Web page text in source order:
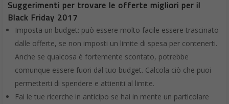
Suggerimenti per trovare le offerte migliori per il
Black Friday 2017
Imposta un budget: può essere molto facile essere trascinato
dalle offerte, se non imposti un limite di spesa per contenerti.
Anche se qualcosa è fortemente scontato, potrebbe
comunque essere fuori dal tuo budget. Calcola ciò che puoi
permetterti di spendere e attieniti al limite.
Fai le tue ricerche in anticipo se hai in mente un particolare